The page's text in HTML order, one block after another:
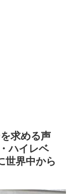
求める声
ハイレベ
世界中から